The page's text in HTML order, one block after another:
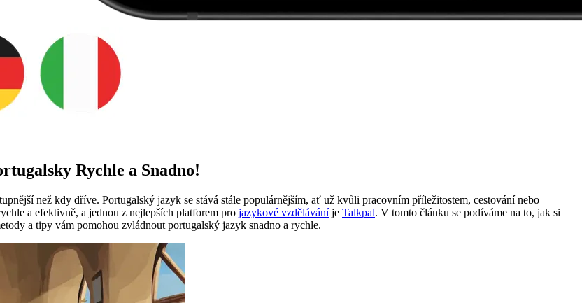
Rychle a Snadno!
než kdy dříve. Portugalský jazyk se stává stále populárnějším, ať už kvůli pracovním příležitostem, cestování nebo
a efektivně, a jednou z nejlepších platforem pro jazykové vzděláváníje Talkpal. V tomto článku se podíváme na to, jak si
a tipy vám pomohou zvládnout portugalský jazyk snadno a rychle.